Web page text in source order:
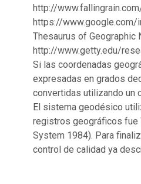
http://
https://
Thesaurus of Geographic
http://www.getty.edu/
Si las coordenadas
expresadas en grados
convertidas utilizando un
El sistema geodésico
registros geográficos fue
System 1984). Para
control de calidad ya